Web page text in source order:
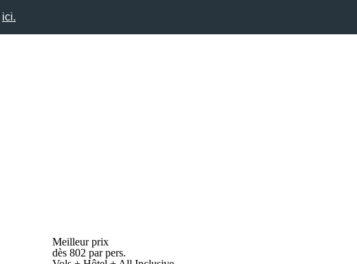
ici.
Meilleur prix
dès 802 par pers.